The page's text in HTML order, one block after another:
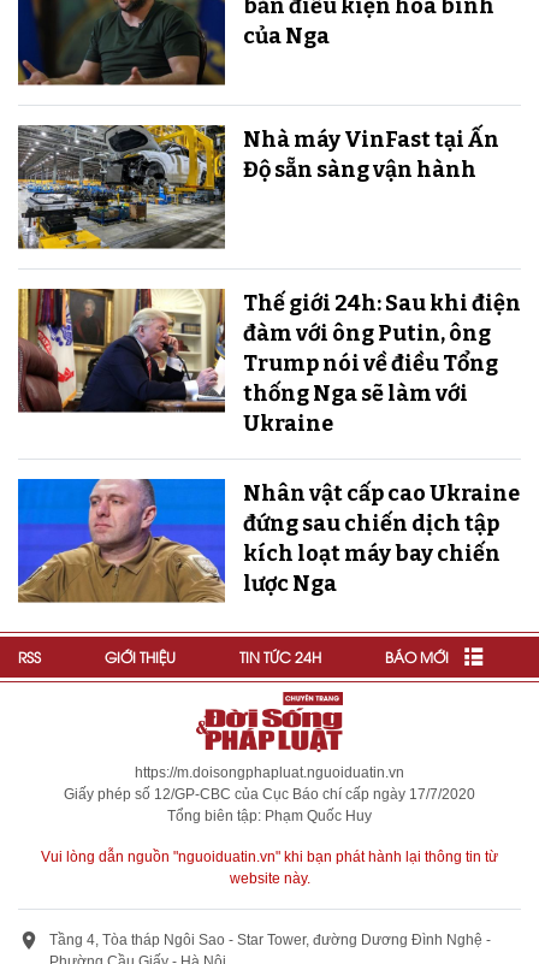
bản điều kiện hòa bình
của Nga
Nhà máy VinFast tại Ấn
Độ sẵn sàng v​​​​​​​ận hành
Thế giới 24h: Sau khi điện
đàm với ông Putin, ông
Trump nói về điều Tổng
thống Nga sẽ làm với
Ukraine
Nhân vật cấp cao Ukraine
đứng sau chiến dịch tập
kích loạt máy bay chiến
lược Nga
RSS GIỚI THIỆU TIN TỨC 24H BÁO MỚI
https://m.doisongphapluat.nguoiduatin.vn
Giấy phép số 12/GP-CBC của Cục Báo chí cấp ngày 17/7/2020
Tổng biên tập: Phạm Quốc Huy
Vui lòng dẫn nguồn "nguoiduatin.vn" khi bạn phát hành lại thông tin từ
website này.
Tầng 4, Tòa tháp Ngôi Sao - Star Tower, đường Dương Đình Nghệ -